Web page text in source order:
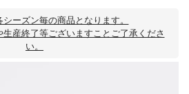
ーズン毎の商品となります。
産終了等ございますことご了承くださ
い。